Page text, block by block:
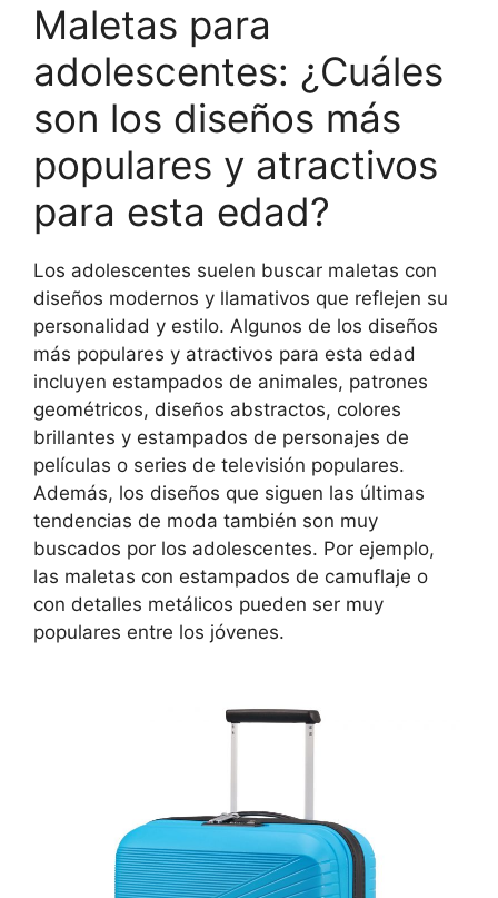
Maletas para
adolescentes: ¿Cuáles
son los diseños más
populares y atractivos
para esta edad?
Los adolescentes suelen buscar maletas con
diseños modernos y llamativos que reflejen su
personalidad y estilo. Algunos de los diseños
más populares y atractivos para esta edad
incluyen estampados de animales, patrones
geométricos, diseños abstractos, colores
brillantes y estampados de personajes de
películas o series de televisión populares.
Además, los diseños que siguen las últimas
tendencias de moda también son muy
buscados por los adolescentes. Por ejemplo,
las maletas con estampados de camuflaje o
con detalles metálicos pueden ser muy
populares entre los jóvenes.